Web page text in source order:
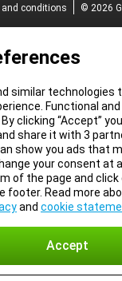
conditions
© 2026
similar technologies
Functional
clicking “Accept”
share it with 3
show you ads that
your consent at
of the page and click
footer. Read more
and cookie
Accept